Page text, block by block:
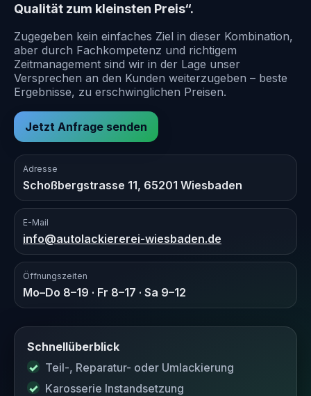
Qualität zum kleinsten Preis“.
Zugegeben kein einfaches Ziel in dieser Kombination,
aber durch Fachkompetenz und richtigem
Zeitmanagement sind wir in der Lage unser
Versprechen an den Kunden weiterzugeben – beste
Ergebnisse, zu erschwinglichen Preisen.
Jetzt Anfrage senden
Adresse
Schoßbergstrasse 11, 65201 Wiesbaden
E-Mail
info@autolackiererei-wiesbaden.de
Öffnungszeiten
Mo–Do 8–19 · Fr 8–17 · Sa 9–12
Schnellüberblick
Teil-, Reparatur- oder Umlackierung
Karosserie Instandsetzung